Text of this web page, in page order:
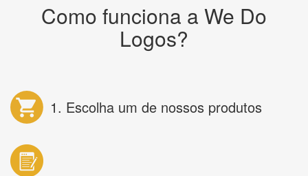
Como funciona a We Do
Logos?
1. Escolha um de nossos produtos